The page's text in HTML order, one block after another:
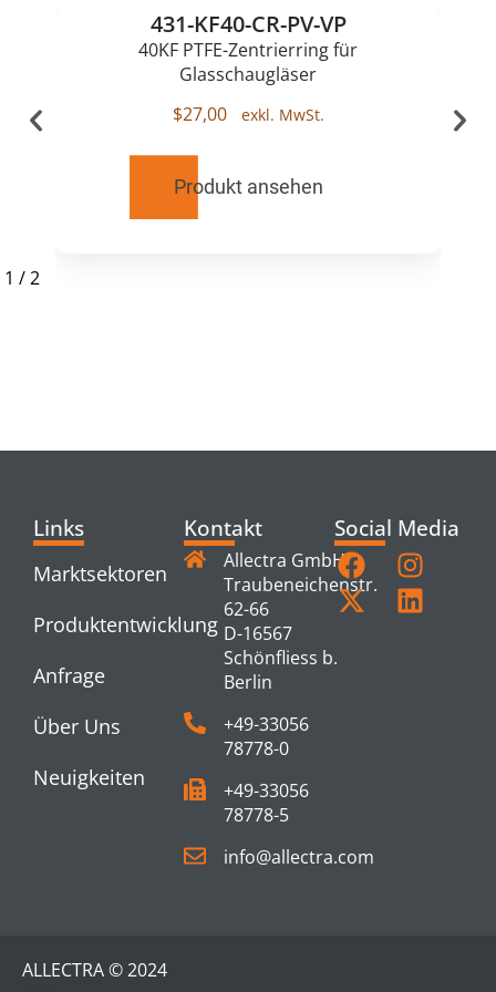
431-KF40-CR-PV-VP
40KF PTFE-Zentrierring für
Glasschaugläser
$27,00
Produkt ansehen
1 /2
Links
Marktsektoren
Produktentwicklung
Anfrage
Über Uns
Neuigkeiten
Kontakt
Allectra GmbH
Traubeneichenstr.
62-66
D-16567
Schönfliess b.
Berlin
+49-33056
78778-0
+49-33056
78778-5
info@allectra.com
Social Media
ALLECTRA © 2024